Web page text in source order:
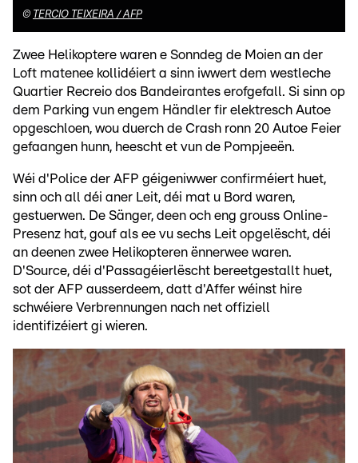
© TERCIO TEIXEIRA / AFP
Zwee Helikoptere waren e Sonndeg de Moien an der
Loft matenee kollidéiert a sinn iwwert dem westleche
Quartier Recreio dos Bandeirantes erofgefall. Si sinn op
dem Parking vun engem Händler fir elektresch Autoe
opgeschloen, wou duerch de Crash ronn 20 Autoe Feier
gefaangen hunn, heescht et vun de Pompjeeën.
Wéi d'Police der AFP géigeniwwer confirméiert huet,
sinn och all déi aner Leit, déi mat u Bord waren,
gestuerwen. De Sänger, deen och eng grouss Online-
Presenz hat, gouf als ee vu sechs Leit opgelëscht, déi
an deenen zwee Helikopteren ënnerwee waren.
D'Source, déi d'Passagéierlëscht bereetgestallt huet,
sot der AFP ausserdeem, datt d'Affer wéinst hire
schwéiere Verbrennungen nach net offiziell
identifizéiert gi wieren.